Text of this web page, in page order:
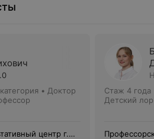
• Доктор
центр г.
Стаж 4 года
Детский